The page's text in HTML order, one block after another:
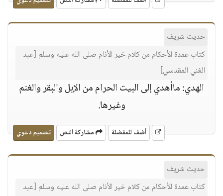
حديث شريف
كتاب عمدة الأحكام من كلام خير الأنام صلى الله عليه وسلم [عبد
الغني المقدسي]
الهدي: ماأهدي إلى البيت الحرام من الإبل والبقر والغنم
وغيرها.
أضف للمفضلة مشاركة النص تصميم دعوي
حديث شريف
كتاب عمدة الأحكام من كلام خير الأنام صلى الله عليه وسلم [عبد